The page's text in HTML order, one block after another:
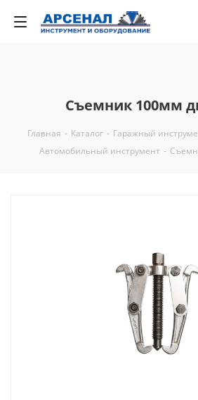
Съемник 100мм
Главная - Каталог - Гаражный
Автомобильный инструмент -